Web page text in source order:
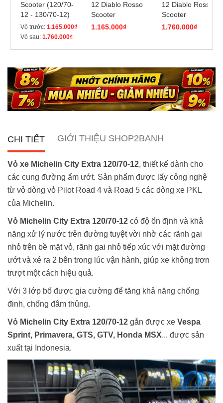
Scooter (120/70-
12 - 130/70-12)
Vỏ trước: 1.165.000₫
Vỏ sau: 1.760.000₫
12 Diablo Rosso
Scooter
1.165.000₫
12 Diablo Rosso
Scooter
1.760.000₫
CHI TIẾT GIỚI THIỆU SHOP2BANH
Vỏ xe Michelin City Extra 120/70-12, thiết kế dành cho
các cung đường ẩm ướt. Sản phẩm được lấy công nghệ
từ vỏ dòng vỏ Pilot Road 4 và Road 5 các dòng xe PKL
của Michelin.
Vỏ Michelin City Extra 120/70-12 có độ ổn định và khả
năng xử lý nước trên đường tuyệt vời nhờ các rãnh gai
nhỏ trên bề mặt vỏ, rãnh gai nhỏ tiếp xúc với mặt đường
ướt và xé ra 2 bên trong lúc vận hành, giúp xe không trơn
trượt một cách hiệu quả.
Với 3 lớp bố được gia cường để tăng khả năng chống
đinh, chống đâm thủng.
Vỏ Michelin City Extra 120/70-12 gắn được xe Vespa
Sprint, Primavera, GTS, GTV, Honda MSX... được sản
xuất tại Indonesia.